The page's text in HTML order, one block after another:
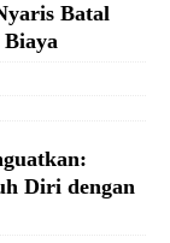
Batal
Diri dengan